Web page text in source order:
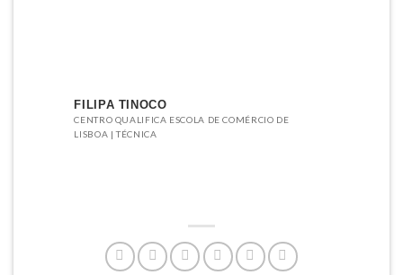
FILIPA TINOCO
CENTRO QUALIFICA ESCOLA DE COMÉRCIO DE
LISBOA | TÉCNICA